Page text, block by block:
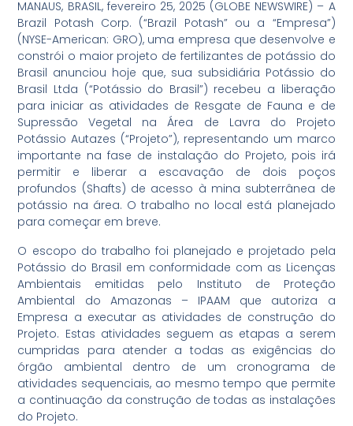
MANAUS, BRASIL, fevereiro 25, 2025 (GLOBE NEWSWIRE) – A
Brazil Potash Corp. (“Brazil Potash” ou a “Empresa”)
(NYSE-American: GRO), uma empresa que desenvolve e
constrói o maior projeto de fertilizantes de potássio do
Brasil anunciou hoje que, sua subsidiária Potássio do
Brasil Ltda (“Potássio do Brasil”) recebeu a liberação
para iniciar as atividades de Resgate de Fauna e de
Supressão Vegetal na Área de Lavra do Projeto
Potássio Autazes (“Projeto”), representando um marco
importante na fase de instalação do Projeto, pois irá
permitir e liberar a escavação de dois poços
profundos (Shafts) de acesso à mina subterrânea de
potássio na área. O trabalho no local está planejado
para começar em breve.
O escopo do trabalho foi planejado e projetado pela
Potássio do Brasil em conformidade com as Licenças
Ambientais emitidas pelo Instituto de Proteção
Ambiental do Amazonas – IPAAM que autoriza a
Empresa a executar as atividades de construção do
Projeto. Estas atividades seguem as etapas a serem
cumpridas para atender a todas as exigências do
órgão ambiental dentro de um cronograma de
atividades sequenciais, ao mesmo tempo que permite
a continuação da construção de todas as instalações
do Projeto.